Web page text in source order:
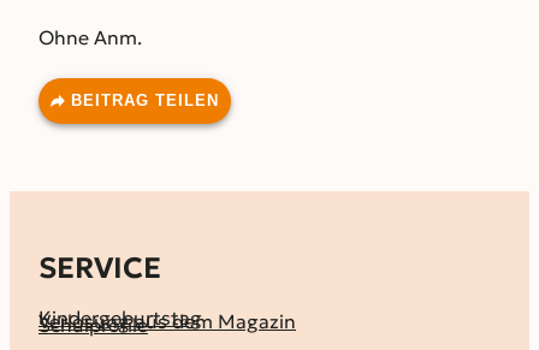
Ohne Anm.
BEITRAG TEILEN
SERVICE
Kindergeburtstag
Verlosung aus dem Magazin
Schulprofile